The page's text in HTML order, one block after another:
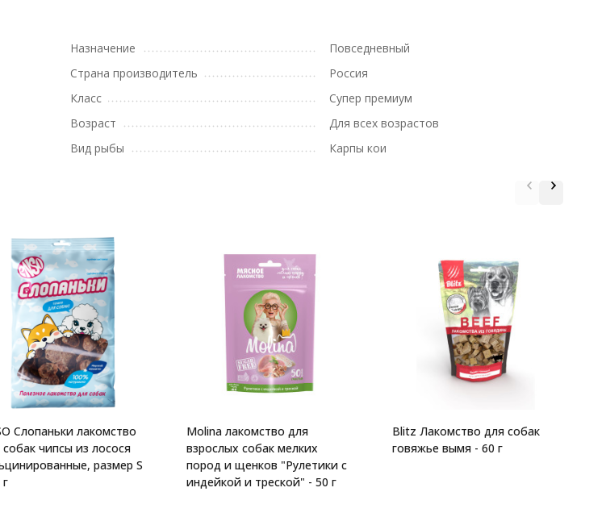
Назначение
Повседневный
Страна производитель
Россия
Класс
Супер премиум
Возраст
Для всех возрастов
Вид рыбы
Карпы кои
Слопаньки лакомство
собак чипсы из лосося
размер S
Molina лакомство для
взрослых собак мелких
пород и щенков "Рулетики с
индейкой и треской" - 50 г
Blitz Лакомство для собак
говяжье вымя - 60 г